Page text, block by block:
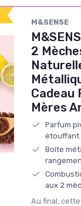
M&SENSE
2
Cadeau
Mères
Parfum
étouffant
Boîte
aux 2
Au final, cette